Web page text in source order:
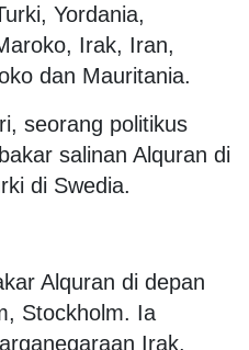
Yordania,
Irak, Iran,
dan Mauritania.
seorang politikus
salinan Alquran di
di Swedia.
Alquran di depan
Stockholm. Ia
Irak.